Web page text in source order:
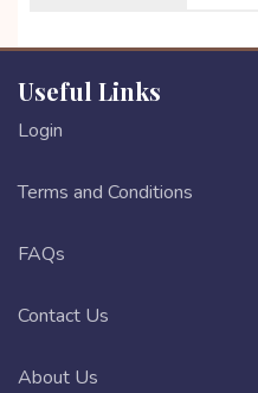
Useful Links
Login
Terms and Conditions
FAQs
Contact Us
About Us